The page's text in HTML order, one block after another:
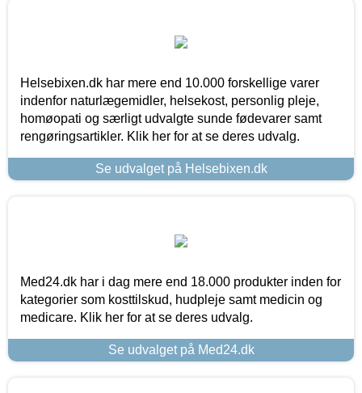
Helsebixen.dk har mere end 10.000 forskellige varer
indenfor naturlægemidler, helsekost, personlig pleje,
homøopati og særligt udvalgte sunde fødevarer samt
rengøringsartikler. Klik her for at se deres udvalg.
Se udvalget på Helsebixen.dk
Med24.dk har i dag mere end 18.000 produkter inden for
kategorier som kosttilskud, hudpleje samt medicin og
medicare. Klik her for at se deres udvalg.
Se udvalget på Med24.dk